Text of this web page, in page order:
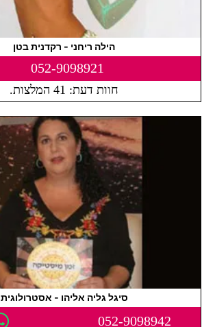
הילה ריחני - רקדנית בטן
052-9098921
חוות דעת: 41 המלצות.
סיגל גליה אליהו - אסטרולוגית
052-9098942